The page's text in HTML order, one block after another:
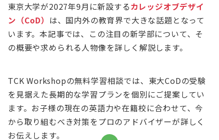
東京大学が2027年9月に新設するカレッジオブデザイ
ン（CoD） は、国内外の教育界で大きな話題となって
います。本記事では、この注目の新学部について、そ
の概要や求められる人物像を詳しく解説します。
TCK Workshopの無料学習相談では、東大CoDの受験
を見据えた長期的な学習プランを個別にご提案してい
ます。お子様の現在の英語力や在籍校に合わせて、今
から取り組むべき対策をプロのアドバイザーが詳しく
お伝えします。